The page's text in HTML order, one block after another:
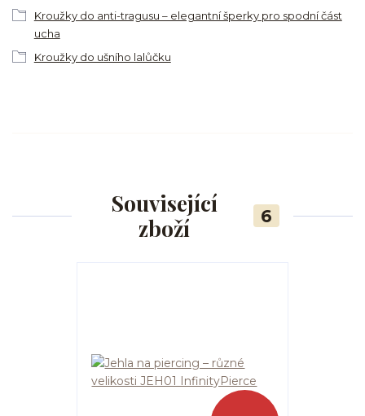
Kroužky do anti-tragusu – elegantní šperky pro spodní část
ucha
Kroužky do ušního lalůčku
Související
zboží
6